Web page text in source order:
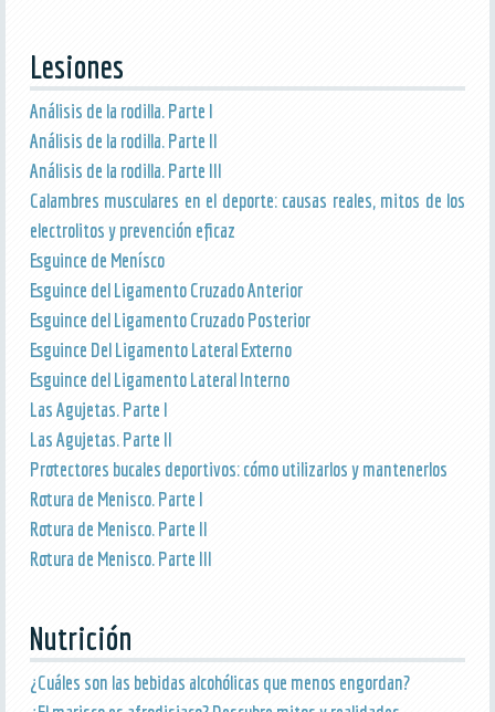
Lesiones
Análisis de la rodilla. Parte I
Análisis de la rodilla. Parte II
Análisis de la rodilla. Parte III
Calambres musculares en el deporte: causas reales, mitos de los
electrolitos y prevención eficaz
Esguince de Menísco
Esguince del Ligamento Cruzado Anterior
Esguince del Ligamento Cruzado Posterior
Esguince Del Ligamento Lateral Externo
Esguince del Ligamento Lateral Interno
Las Agujetas. Parte I
Las Agujetas. Parte II
Protectores bucales deportivos: cómo utilizarlos y mantenerlos
Rotura de Menisco. Parte I
Rotura de Menisco. Parte II
Rotura de Menisco. Parte III
Nutrición
¿Cuáles son las bebidas alcohólicas que menos engordan?